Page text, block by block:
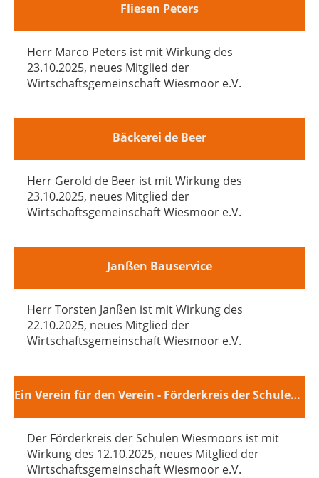
Fliesen Peters
Herr Marco Peters ist mit Wirkung des
23.10.2025, neues Mitglied der
Wirtschaftsgemeinschaft Wiesmoor e.V.
Bäckerei de Beer
Herr Gerold de Beer ist mit Wirkung des
23.10.2025, neues Mitglied der
Wirtschaftsgemeinschaft Wiesmoor e.V.
Janßen Bauservice
Herr Torsten Janßen ist mit Wirkung des
22.10.2025, neues Mitglied der
Wirtschaftsgemeinschaft Wiesmoor e.V.
Ein Verein für den Verein - Förderkreis der Schulen Wiesmoors
Der Förderkreis der Schulen Wiesmoors ist mit
Wirkung des 12.10.2025, neues Mitglied der
Wirtschaftsgemeinschaft Wiesmoor e.V.